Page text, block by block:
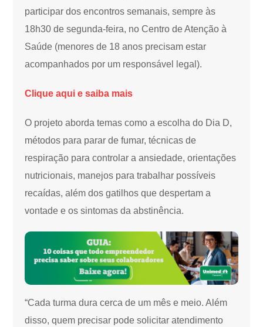
participar dos encontros semanais, sempre às
18h30 de segunda-feira, no Centro de Atenção à
Saúde (menores de 18 anos precisam estar
acompanhados por um responsável legal).
Clique aqui e saiba mais
O projeto aborda temas como a escolha do Dia D,
métodos para parar de fumar, técnicas de
respiração para controlar a ansiedade, orientações
nutricionais, manejos para trabalhar possíveis
recaídas, além dos gatilhos que despertam a
vontade e os sintomas da abstinência.
“Cada turma dura cerca de um mês e meio. Além
disso, quem precisar pode solicitar atendimento